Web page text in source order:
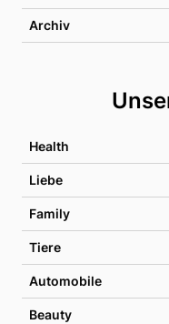
Archiv
Health
Liebe
Family
Tiere
Automobile
Beauty